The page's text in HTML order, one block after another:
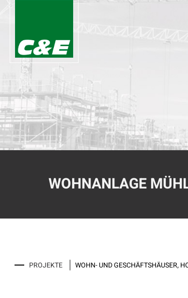
WOHNANLAGE
PROJEKTE WOHN- UND GESCHÄFTSHÄUSER,